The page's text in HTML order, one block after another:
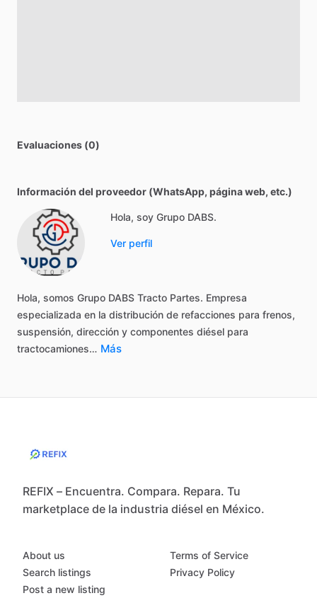
Evaluaciones (0)
Información del proveedor (WhatsApp, página web, etc.)
Hola, soy Grupo DABS.
Ver perfil
Hola, somos Grupo DABS Tracto Partes. Empresa
especializada en la distribución de refacciones para frenos,
suspensión, dirección y componentes diésel para
tractocamiones… Más
REFIX – Encuentra. Compara. Repara. Tu
marketplace de la industria diésel en México.
About us
Search listings
Post a new listing
Terms of Service
Privacy Policy